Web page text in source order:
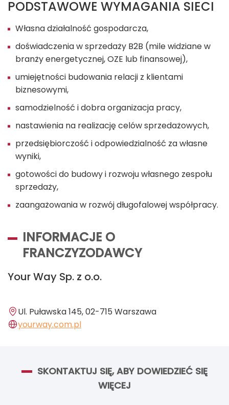
PODSTAWOWE WYMAGANIA SIECI
Własna działalność gospodarcza,
doświadczenia w sprzedaży B2B (mile widziane w
branży energetycznej, OZE lub finansowej),
umiejętności budowania relacji z klientami
biznesowymi,
samodzielność i dobra organizacja pracy,
nastawienia na realizację celów sprzedażowych,
przedsiębiorczość i odpowiedzialność za własne
wyniki,
gotowości do budowy i rozwoju własnego zespołu
sprzedaży,
zaangażowania w rozwój długofalowej współpracy.
INFORMACJE O
FRANCZYZODAWCY
Your Way Sp. z o.o.
Ul. Puławska 145, 02-715 Warszawa
yourway.com.pl
SKONTAKTUJ SIĘ, ABY DOWIEDZIEĆ SIĘ
WIĘCEJ